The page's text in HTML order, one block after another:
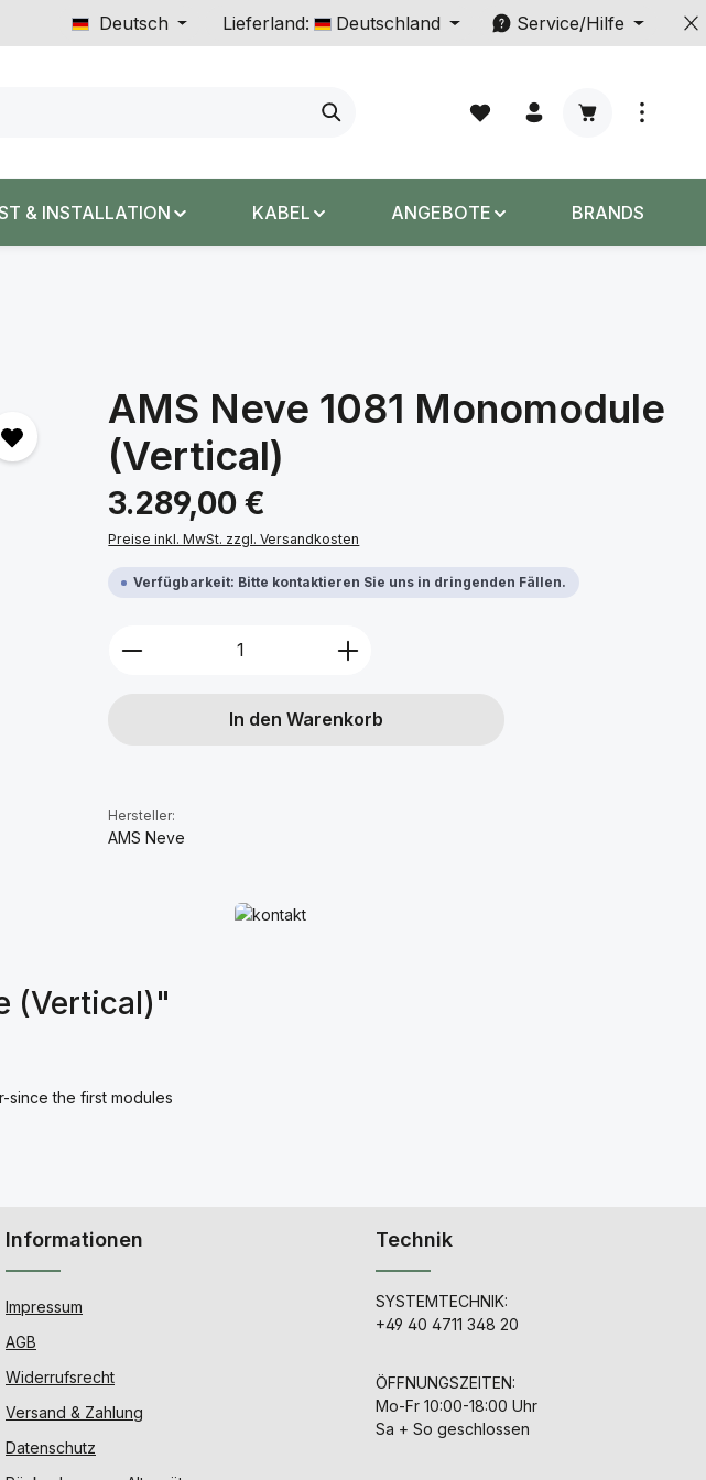
Deutsch Lieferland: Deutschland Service/Hilfe
Warenkorb
& INSTALLATION KABEL ANGEBOTE BRANDS
AMS Neve 1081 Monomodule
(Vertical)
Regulärer Preis:
3.289,00 €
Preise inkl. MwSt. zzgl. Versandkosten
Verfügbarkeit: Bitte kontaktieren Sie uns in dringenden Fällen.
Produkt Anzahl: Gib den gewünschten Wert
In den Warenkorb
Hersteller:
AMS Neve
(Vertical)"
the first modules
Mehr erfahren
Informationen
Impressum
AGB
Widerrufsrecht
Versand & Zahlung
Datenschutz
Technik
SYSTEMTECHNIK:
+49 40 4711 348 20
ÖFFNUNGSZEITEN:
Mo-Fr 10:00-18:00 Uhr
Sa + So geschlossen